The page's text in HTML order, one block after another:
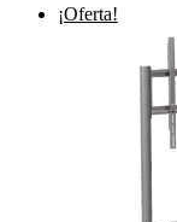
¡Oferta!